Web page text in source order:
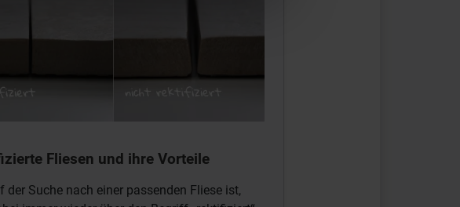
Fliesen und ihre Vorteile
der Suche nach einer passenden Fliese ist,